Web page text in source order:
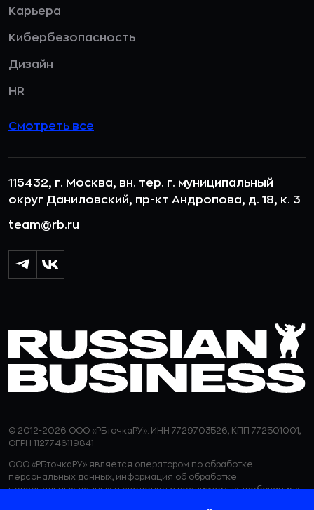
Карьера
Кибербезопасность
Дизайн
HR
Смотреть все
115432, г. Москва, вн. тер. г. муниципальный
округ Даниловский, пр-кт Андропова, д. 18, к. 3
team@rb.ru
© 2012-2026 ООО «РБточкаРУ». ИНН 7729703526, КПП 772501001,
ОГРН 1127746119841
ООО «РБточкаРУ» является оператором по обработке
персональных данных, информация об обработке
персональных данных и сведения о реализуемых требованиях